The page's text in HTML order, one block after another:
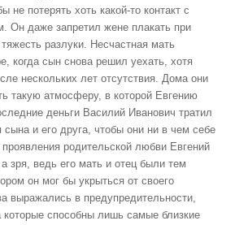
не потерять хоть какой-то контакт с
Он даже запретил жене плакать при
разлуки. Несчастная мать
когда сын снова решил уехать, хотя
нескольких лет отсутствия. Дома они
такую атмосферу, в которой Евгению
деньги Василий Иванович тратил
и его друга, чтобы они ни в чем себе
родительской любви Евгений
зря, ведь его мать и отец были тем
он мог бы укрыться от своего
выражались в предупредительности,
которые способны лишь самые близкие